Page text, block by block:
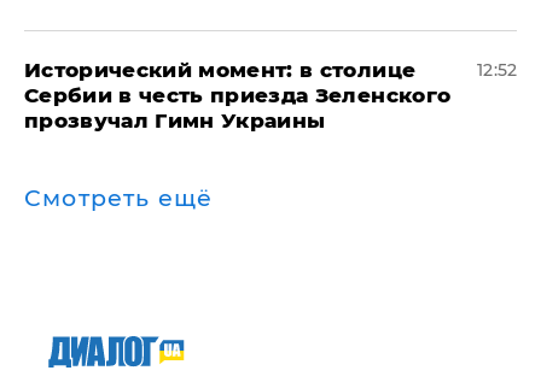
Исторический момент: в столице
Сербии в честь приезда Зеленского
прозвучал Гимн Украины
12:52
Смотреть ещё